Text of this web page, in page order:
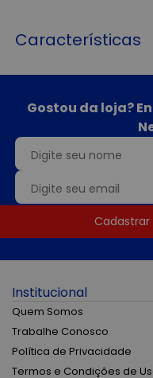
Características
Gostou da loja?
Cadastrar
Institucional
Quem Somos
Trabalhe Conosco
Política de Privacidade
Termos e Condições de